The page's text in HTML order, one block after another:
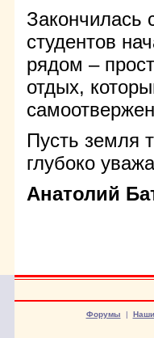
Закончилась
студентов
рядом –
отдых,
Пусть земля
глубоко
Анатолий
Форумы |